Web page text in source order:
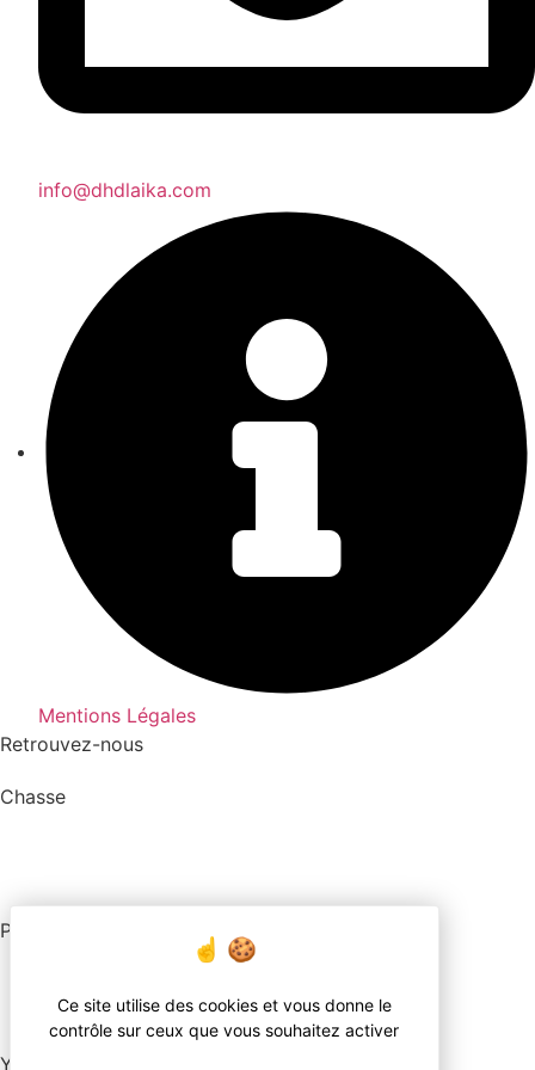
info@dhdlaika.com
Mentions Légales
Retrouvez-nous
Chasse
Pêche
YouTube
Ce site utilise des cookies et vous donne le
contrôle sur ceux que vous souhaitez activer